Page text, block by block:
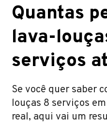
Quantas
lava-
serviços
Se você quer saber
louças 8 serviços
real, aqui vai um